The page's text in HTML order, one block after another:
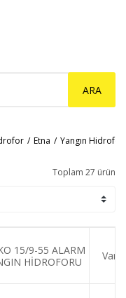
ARA
Etna Yangın
Toplam 27 ürün
15/9-55 ALARM
HİDROFORU
Var